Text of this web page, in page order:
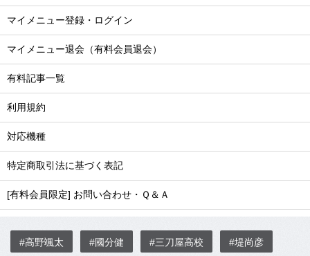
マイメニュー登録・ログイン
マイメニュー退会（有料会員退会）
有料記事一覧
利用規約
対応機種
特定商取引法に基づく表記
[有料会員限定] お問い合わせ・Ｑ＆Ａ
#高野颯太 #國分健 #三刀屋高校 #堤尚彦